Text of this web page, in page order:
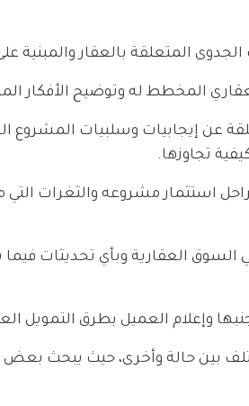
المتعلقة بالعقار والمبنية
المخطط له وتوضيح الأفكار
عن إيجابيات وسلبيات المشروع
تجاوزها.
استثمار مشروعه والثغرات
العقارية وبأي تحديثات فيما
وإعلام العميل بطرق التمويل
بين حالة وأخرى، حيث يبحث